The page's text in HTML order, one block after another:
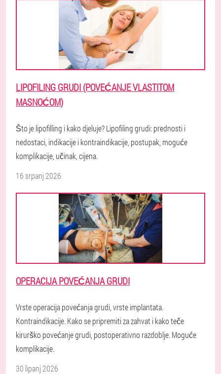
LIPOFILING GRUDI (POVEĆANJE VLASTITOM
MASNOĆOM)
Što je lipofilling i kako djeluje? Lipofiling grudi: prednosti i
nedostaci, indikacije i kontraindikacije, postupak, moguće
komplikacije, učinak, cijena.
16 srpanj 2026
OPERACIJA POVEĆANJA GRUDI
Vrste operacija povećanja grudi, vrste implantata.
Kontraindikacije. Kako se pripremiti za zahvat i kako teče
kirurško povećanje grudi, postoperativno razdoblje. Moguće
komplikacije.
30 lipanj 2026